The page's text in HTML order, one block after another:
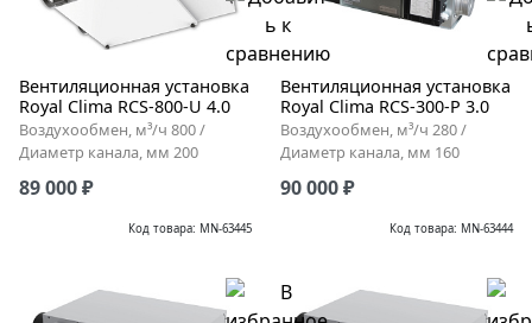
Вентиляционная установка
Royal Clima RCS-800-U 4.0
Воздухообмен, м³/ч 800 /
Диаметр канала, мм 200
89 000 ₽
Вентиляционная установка
Royal Clima RCS-300-P 3.0
Воздухообмен, м³/ч 280 /
Диаметр канала, мм 160
90 000 ₽
Код товара: MN-63445 Код товара: MN-63444